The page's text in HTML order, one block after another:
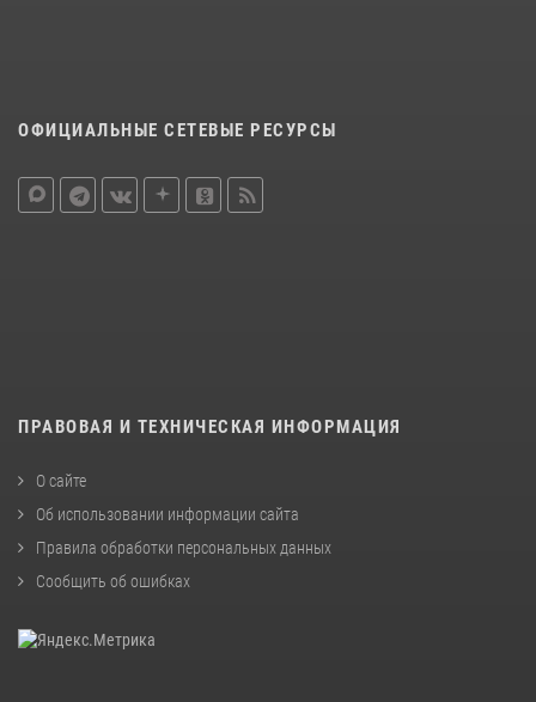
ОФИЦИАЛЬНЫЕ СЕТЕВЫЕ РЕСУРСЫ
ПРАВОВАЯ И ТЕХНИЧЕСКАЯ ИНФОРМАЦИЯ
О сайте
Об использовании информации сайта
Правила обработки персональных данных
Сообщить об ошибках